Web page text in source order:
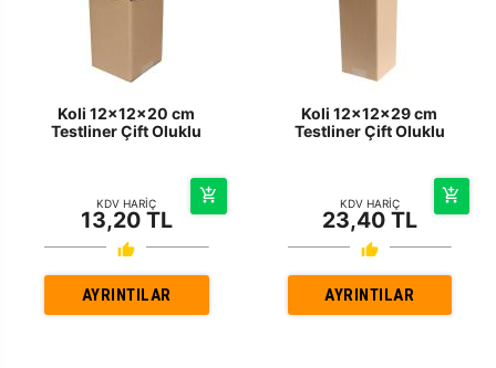
Koli 12x12x20 cm
Testliner Çift Oluklu
KDV HARİÇ
13,20 TL
AYRINTILAR
Koli 12x12x29 cm
Testliner Çift Oluklu
KDV HARİÇ
23,40 TL
AYRINTILAR